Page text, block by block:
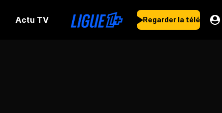
Actu TV Regarder la télé